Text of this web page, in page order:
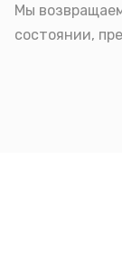
Мы
состоянии,